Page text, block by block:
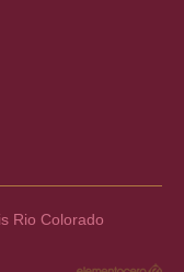
Rio Colorado